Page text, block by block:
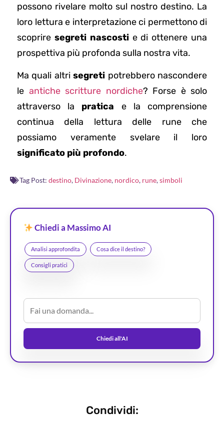
possono rivelare molto sul nostro destino. La
loro lettura e interpretazione ci permettono di
scoprire segreti nascostie di ottenere una
prospettiva più profonda sulla nostra vita.
Ma quali altrisegreti potrebbero nascondere
le antiche scritture nordiche? Forse è solo
attraverso la pratica e la comprensione
continua della lettura delle rune che
possiamo veramente svelare il loro
significato più profondo.
Tag Post: destino, Divinazione, nordico, rune,simboli
Chiedi a Massimo AI
Analisi approfondita Cosa dice il destino?
Consigli pratici
Chiedi all'AI
Condividi: